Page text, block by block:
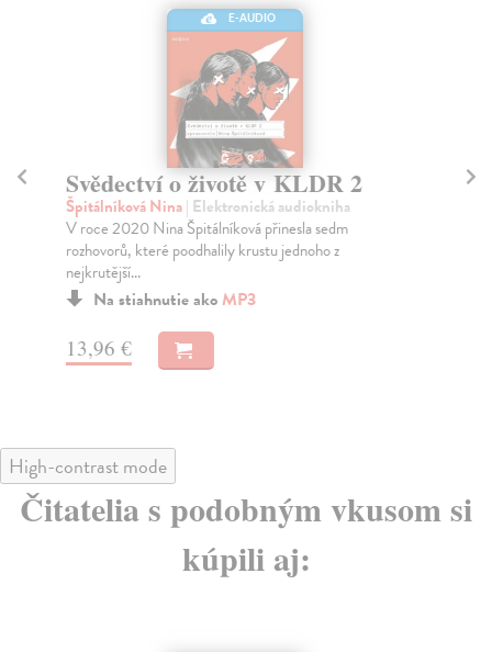
Mezi dvěma Kimy - CD MP3
(audiokniha)
Špitálníková Nina| Audiokniha na CD
Spisovatelka Nina Špitálníková se rozhodla poznat
jednu z nejtužších diktatur na světě zblízka. Poda...
Zasielame do 12 dní
16,78 €
High-contrast mode
Čitatelia s podobným vkusom si
kúpili aj: